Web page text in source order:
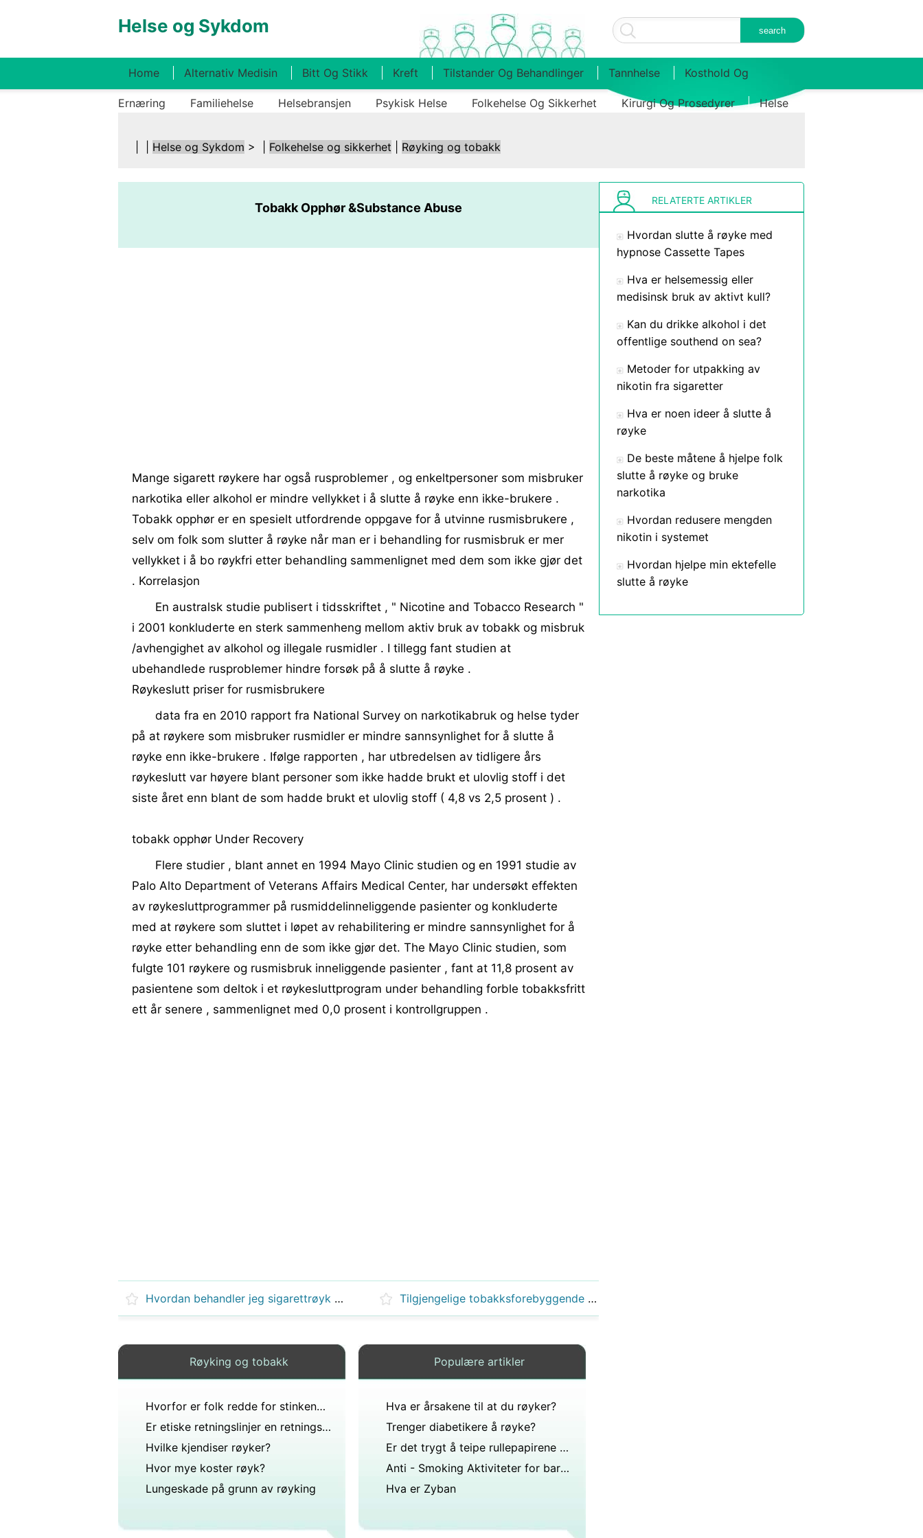
Helse og Sykdom
Home Alternativ Medisin Bitt Og Stikk Kreft Tilstander Og Behandlinger Tannhelse Kosthold Og
Ernæring Familiehelse Helsebransjen Psykisk Helse Folkehelse Og Sikkerhet Kirurgi Og Prosedyrer Helse
Helse og Sykdom > | Folkehelse og sikkerhet Røyking og tobakk
Tobakk Opphør &Substance Abuse
Mange sigarett røykere har også rusproblemer , og enkeltpersoner som misbruker
narkotika eller alkohol er mindre vellykket i å slutte å røyke enn ikke-brukere .
Tobakk opphør er en spesielt utfordrende oppgave for å utvinne rusmisbrukere ,
selv om folk som slutter å røyke når man er i behandling for rusmisbruk er mer
vellykket i å bo røykfri etter behandling sammenlignet med dem som ikke gjør det
. Korrelasjon
En australsk studie publisert i tidsskriftet , " Nicotine and Tobacco Research "
i 2001 konkluderte en sterk sammenheng mellom aktiv bruk av tobakk og misbruk
/avhengighet av alkohol og illegale rusmidler . I tillegg fant studien at
ubehandlede rusproblemer hindre forsøk på å slutte å røyke .
Røykeslutt priser for rusmisbrukere
data fra en 2010 rapport fra National Survey on narkotikabruk og helse tyder
på at røykere som misbruker rusmidler er mindre sannsynlighet for å slutte å
røyke enn ikke-brukere . Ifølge rapporten , har utbredelsen av tidligere års
røykeslutt var høyere blant personer som ikke hadde brukt et ulovlig stoff i det
siste året enn blant de som hadde brukt et ulovlig stoff ( 4,8 vs 2,5 prosent ) .
tobakk opphør Under Recovery
Flere studier , blant annet en 1994 Mayo Clinic studien og en 1991 studie av
Palo Alto Department of Veterans Affairs Medical Center, har undersøkt effekten
av røykesluttprogrammer på rusmiddelinneliggende pasienter og konkluderte
med at røykere som sluttet i løpet av rehabilitering er mindre sannsynlighet for å
røyke etter behandling enn de som ikke gjør det. The Mayo Clinic studien, som
fulgte 101 røykere og rusmisbruk inneliggende pasienter , fant at 11,8 prosent av
pasientene som deltok i et røykesluttprogram under behandling forble tobakksfritt
ett år senere , sammenlignet med 0,0 prosent i kontrollgruppen .
Hvordan behandler jeg sigarettrøyk i røyke Bars Tilgjengelige tobakksforebyggende Tilskudd til Youth Education Programs
Røyking og tobakk
Hvorfor er folk redde for stinkende føtter?
Er etiske retningslinjer en retningslinje for juridisk praksis eller standard praksis?
Hvilke kjendiser røyker?
Hvor mye koster røyk?
Lungeskade på grunn av røyking
Populære artikler
Hva er årsakene til at du røyker?
Trenger diabetikere å røyke?
Er det trygt å teipe rullepapirene dine for røyking?
Anti - Smoking Aktiviteter for barnehagebarn
Hva er Zyban
RELATERTE ARTIKLER
Hvordan slutte å røyke med
hypnose Cassette Tapes
Hva er helsemessig eller
medisinsk bruk av aktivt kull?
Kan du drikke alkohol i det
offentlige southend on sea?
Metoder for utpakking av
nikotin fra sigaretter
Hva er noen ideer å slutte å
røyke
De beste måtene å hjelpe folk
slutte å røyke og bruke
narkotika
Hvordan redusere mengden
nikotin i systemet
Hvordan hjelpe min ektefelle
slutte å røyke